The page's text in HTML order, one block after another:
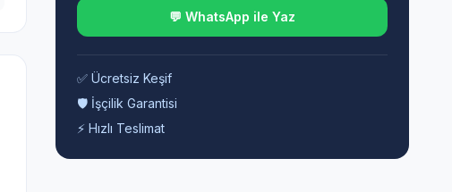
💬 WhatsApp ile Yaz
✅ Ücretsiz Keşif
🛡️ İşçilik Garantisi
⚡ Hızlı Teslimat